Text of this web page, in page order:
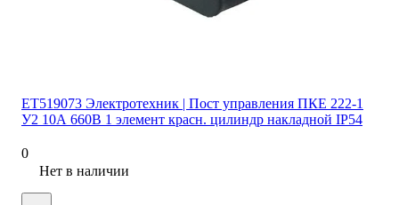
ET519073 Электротехник | Пост управления ПКЕ 222-1
У2 10А 660В 1 элемент красн. цилиндр накладной IP54
0
Нет в наличии